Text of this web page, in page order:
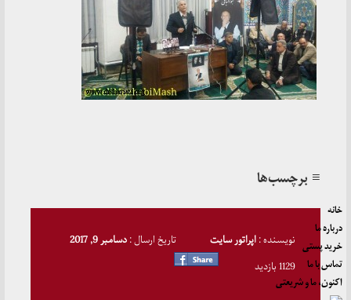
≡ برچسب‌ها
نویسنده :اپراتور سایت تاریخ ارسال :دسامبر 9, 2017
1129 بازدید
خانه
درباره ما
خرید پستی
تماس با ما
اکنون، ما و شریعتی